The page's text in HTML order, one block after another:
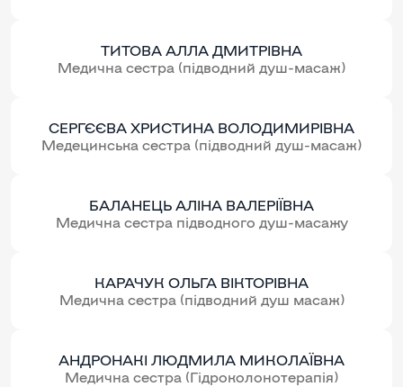
ТИТОВА АЛЛА ДМИТРІВНА
Медична сестра (підводний душ-масаж)
СЕРГЄЄВА ХРИСТИНА ВОЛОДИМИРІВНА
Медецинська сестра (підводний душ-масаж)
БАЛАНЕЦЬ АЛІНА ВАЛЕРІЇВНА
Медична сестра підводного душ-масажу
КАРАЧУК ОЛЬГА ВІКТОРІВНА
Медична сестра (підводний душ масаж)
АНДРОНАКІ ЛЮДМИЛА МИКОЛАЇВНА
Медична сестра (Гідроколонотерапія)